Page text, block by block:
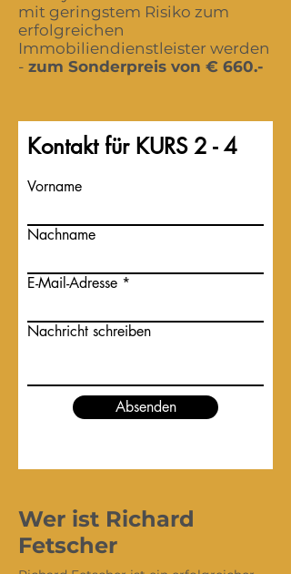
mit geringstem Risiko zum
erfolgreichen
Immobiliendienstleister werden
- zum Sonderpreis von € 660.-
Kontakt für KURS 2 - 4
Vorname
Nachname
E-Mail-Adresse
Nachricht schreiben
Absenden
Wer ist Richard
Fetscher